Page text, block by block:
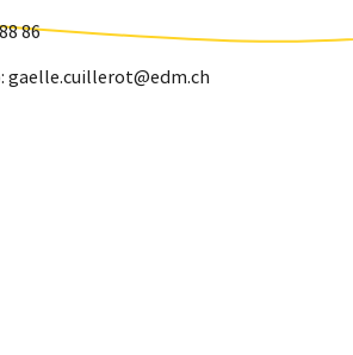
86
gaelle.cuillerot@edm.ch